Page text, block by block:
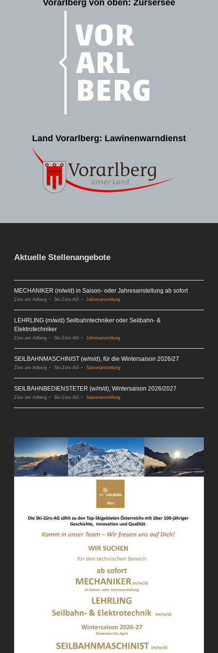
Vorarlberg von oben: Zürsersee
Land Vorarlberg: Lawinenwarndienst
Aktuelle Stellenangebote
MECHANIKER (m/w/d) in Saison- oder Jahresanstellung ab sofort
Zürs am Arlberg Ski-Zürs-AG Jahresanstellung
LEHRLING (m/w/d) Seilbahntechniker oder Seilbahn- &
Elektrotechniker
Zürs am Arlberg Ski-Zürs-AG Jahresanstellung
SEILBAHNMASCHINIST (w/m/d), für die Wintersaison 2026/27
Zürs am Arlberg Ski-Zürs-AG Saisonanstellung
SEILBAHNBEDIENSTETER (w/m/d), Wintersaison 2026/2027
Zürs am Arlberg Ski-Zürs AG Saisonanstellung